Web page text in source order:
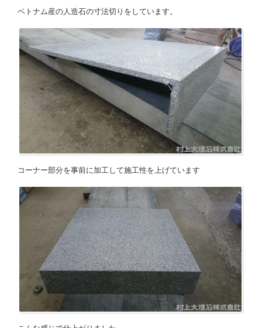
ベトナム産の人造石の寸法切りをしています。
コーナー部分を事前に加工して施工性を上げています